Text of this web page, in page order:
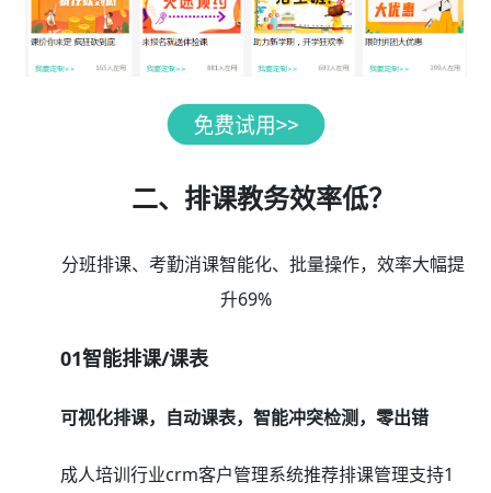
二、排课教务效率低？
分班排课、考勤消课智能化、批量操作，效率大幅提
升69%
01智能排课/课表
可视化排课，自动课表，智能冲突检测，零出错
成人培训行业crm客户管理系统推荐排课管理支持1